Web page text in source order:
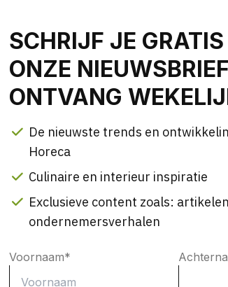
SCHRIJF JE
ONZE
ONTVANG
De nieuwste trends en
Horeca
Culinaire en interieur inspiratie
Exclusieve content zoals:
ondernemersverhalen
Voornaam*